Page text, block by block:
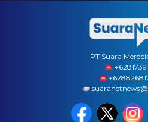
PT Suara